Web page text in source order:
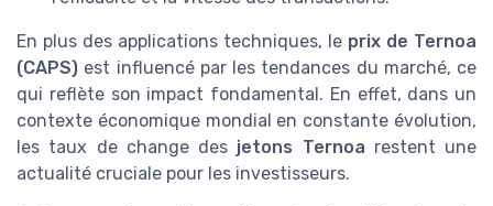
En plus des applications techniques, le prix de Ternoa
(CAPS) est influencé par les tendances du marché, ce
qui reflète son impact fondamental. En effet, dans un
contexte économique mondial en constante évolution,
les taux de change des jetons Ternoa restent une
actualité cruciale pour les investisseurs.